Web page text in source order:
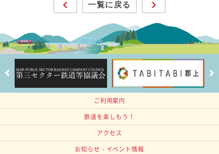
一覧に戻る
ご利用案内
鉄道を楽しもう！
アクセス
お知らせ・イベント情報